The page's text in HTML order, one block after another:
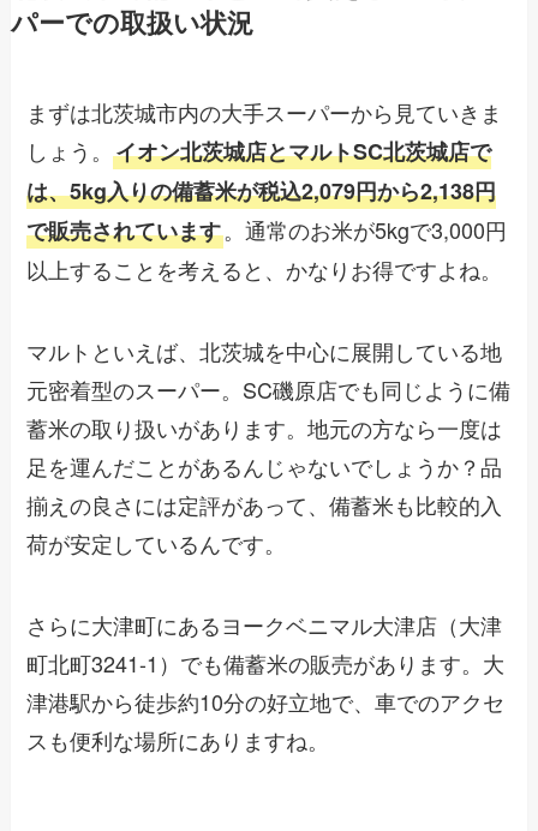
パーでの取扱い状況
まずは北茨城市内の大手スーパーから見ていきま
しょう。イオン北茨城店とマルトSC北茨城店で
は、5kg入りの備蓄米が税込2,079円から2,138円
で販売されています。通常のお米が5kgで3,000円
以上することを考えると、かなりお得ですよね。
マルトといえば、北茨城を中心に展開している地
元密着型のスーパー。SC磯原店でも同じように備
蓄米の取り扱いがあります。地元の方なら一度は
足を運んだことがあるんじゃないでしょうか？品
揃えの良さには定評があって、備蓄米も比較的入
荷が安定しているんです。
さらに大津町にあるヨークベニマル大津店（大津
町北町3241-1）でも備蓄米の販売があります。大
津港駅から徒歩約10分の好立地で、車でのアクセ
スも便利な場所にありますね。